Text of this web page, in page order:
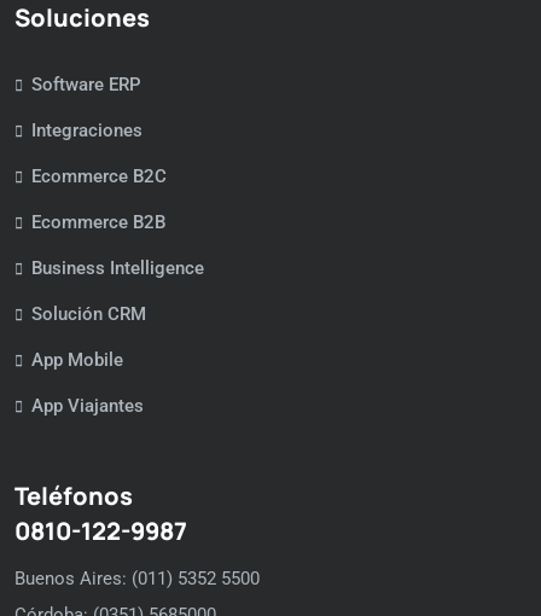
Soluciones
Software ERP
Integraciones
Ecommerce B2C
Ecommerce B2B
Business Intelligence
Solución CRM
App Mobile
App Viajantes
Teléfonos
0810-122-9987
Buenos Aires: (011) 5352 5500